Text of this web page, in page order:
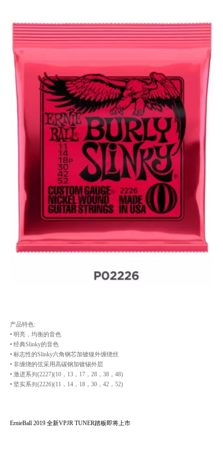
产品特色:
• 明亮，均衡的⾳色
• 经典Slinky的⾳色
• 标志性的Slinky六⻆钢芯加镀镍外缠绕丝
• ⾮缠绕的弦采⽤高碳钢加镀锡外层
• 激进系列(2227)(10，13，17，28，38，48)
• 坚实系列(2226)(11，14，18，30，42，52)
ErnieBall 2019 全新VPJR TUNER踏板即将上市